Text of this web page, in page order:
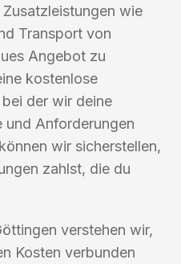
wie
Transport von
Angebot zu
kostenlose
der wir deine
und Anforderungen
wir sicherstellen,
zahlst, die du
verstehen wir,
Kosten verbunden